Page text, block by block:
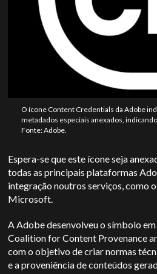
O ícone Content Credentials da Adobe
metadados especiais anexados,
Fonte: Adobe.
Espera-se que este ícone seja
todas as principais plataformas
integração noutros serviços, como
Microsoft.
A Adobe desenvolveu o símbolo
Coalition for Content Provenance
com o objetivo de criar normas
e a proveniência de conteúdos